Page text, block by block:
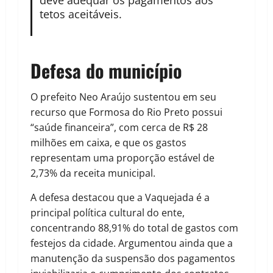
tetos aceitáveis.
Defesa do município
O prefeito Neo Araújo sustentou em seu
recurso que Formosa do Rio Preto possui
“saúde financeira”, com cerca de R$ 28
milhões em caixa, e que os gastos
representam uma proporção estável de
2,73% da receita municipal.
A defesa destacou que a Vaquejada é a
principal política cultural do ente,
concentrando 88,91% do total de gastos com
festejos da cidade. Argumentou ainda que a
manutenção da suspensão dos pagamentos